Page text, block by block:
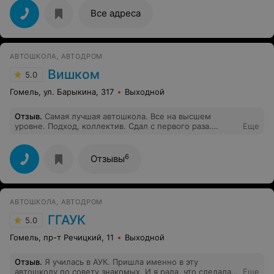
Все адреса
АВТОШКОЛА, АВТОДРОМ
5.0 Вишком
Гомель, ул. Барыкина, 317 Выходной
Отзыв. Самая лучшая автошкола. Все на высшем
уровне. Подход, коллектив. Сдал с первого раза.
Еще
Отзывы6
АВТОШКОЛА, АВТОДРОМ
5.0 ГГАУК
Гомель, пр-т Речицкий, 11 Выходной
Отзыв. Я училась в АУК. Пришла именно в эту
автошколу по совету знакомых. И я рада, что сделала
Еще